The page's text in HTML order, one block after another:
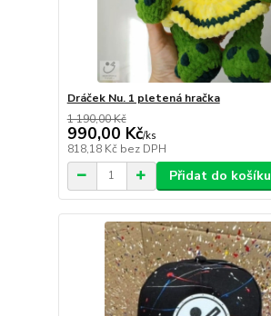
Dráček Nu. 1 pletená hračka
1 190,00 Kč
990,00 Kč/ks
818,18 Kč bez DPH
Přidat do košíku